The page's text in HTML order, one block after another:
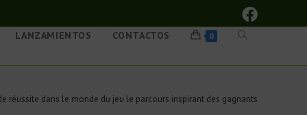
LANZAMIENTOS CONTACTOS 0
réussite dans le monde du jeu le parcours inspirant des gagnants